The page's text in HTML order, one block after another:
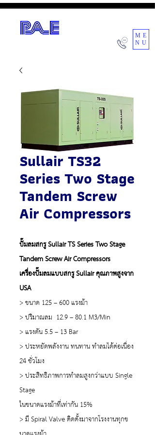
ME
NU
Sullair TS32
Series Two Stage
Tandem Screw
Air Compressors
ปั๊มลมสกรู Sullair TS Series Two Stage
Tandem Screw Air Compressors
เครื่องปั๊มลมแบบสกรู Sullair คุณภาพสูงจาก
USA
> ขนาด 125 – 600 แรงม้า
> ปริมาณลม 12.9 – 80.1 M3/Min
> แรงดัน 5.5 – 13 Bar
> ประหยัดพลังงาน ทนทาน ทำลมได้ต่อเนื่อง
24 ชั่วโมง
> ประสิทธิภาพการทำลมสูงกว่าแบบ Single
Stage
ในขนาดแรงม้าที่เท่ากัน 15%
> มี Spiral Valve ติดตั้งมาจากโรงงานทุกข